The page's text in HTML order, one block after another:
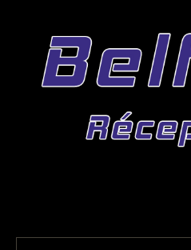
BELFORT RÉCEPTION -